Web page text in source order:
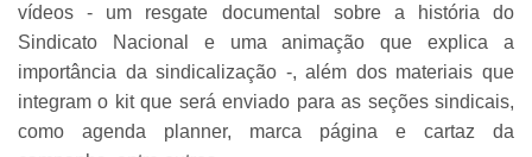
vídeos - um resgate documental sobre a história do
Sindicato Nacional e uma animação que explica a
importância da sindicalização -, além dos materiais que
integram o kit que será enviado para as seções sindicais,
como agenda planner, marca página e cartaz da